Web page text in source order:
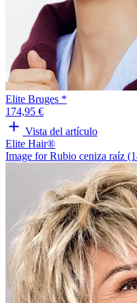
Elite Bruges *
174,95 €
Vista del artículo
Elite Hair®
Image for Rubio ceniza raíz